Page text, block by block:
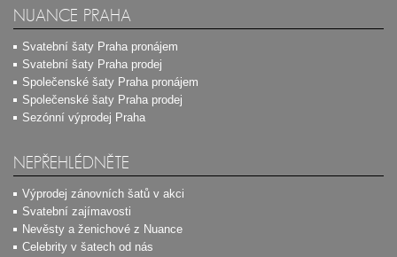
NUANCE PRAHA
Svatební šaty Praha pronájem
Svatební šaty Praha prodej
Společenské šaty Praha pronájem
Společenské šaty Praha prodej
Sezónní výprodej Praha
NEPŘEHLÉDNĚTE
Výprodej zánovních šatů v akci
Svatební zajímavosti
Nevěsty a ženichové z Nuance
Celebrity v šatech od nás